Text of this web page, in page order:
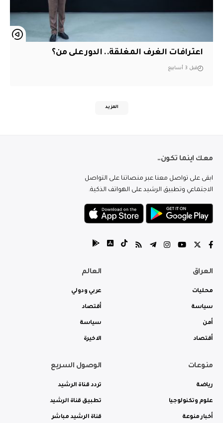
اعترافات الغرف المغلقة.. الدور على من؟
قبل 3 أسابيع
المزيد
معك اينما تكون..
ابقى على تواصل معنا عبر منصاتنا على التواصل
الاجتماعي وتطبيق الرشيد على الهواتف الذكية.
العراق
محليات
سياسة
أمن
أقتصاد
العالم
عربي ودولي
أقتصاد
سياسة
الاخيرة
منوعات
رياضة
علوم وتكنولوجيا
أخبار منوعة
الوصول السريع
تردد قناة الرشيد
تطبيق قناة الرشيد
قناة الرشيد مباشر